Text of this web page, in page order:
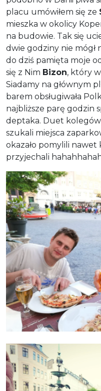
placu umówiłem się ze
mieszka w okolicy
na budowie. Tak się
dwie godziny nie mógł
do dziś pamięta moje
się z Nim Bizon, który
Siadamy na głównym
barem obsługiwała
najbliższe parę godzin
deptaka. Duet kolegów
szukali miejsca
okazało pomylili
przyjechali